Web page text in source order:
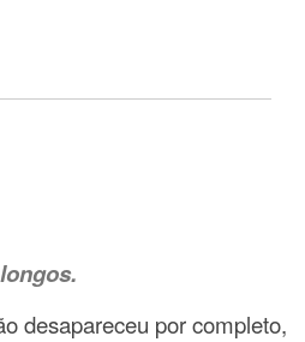
desapareceu por completo,